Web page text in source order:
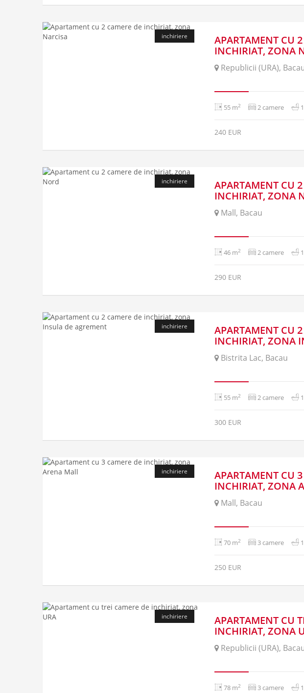
inchiriere
APARTAMENT CU
INCHIRIAT, ZONA
Republicii (URA),
55 m2 2 camere
240 EUR
inchiriere
APARTAMENT CU
INCHIRIAT, ZONA
Mall, Bacau
46 m2 2 camere
290 EUR
inchiriere
APARTAMENT CU
INCHIRIAT, ZONA
Bistrita Lac, Bacau
55 m2 2 camere
300 EUR
inchiriere
APARTAMENT CU
INCHIRIAT, ZONA
Mall, Bacau
70 m2 3 camere
250 EUR
inchiriere
APARTAMENT CU
INCHIRIAT, ZONA
Republicii (URA),
78 m2 3 camere